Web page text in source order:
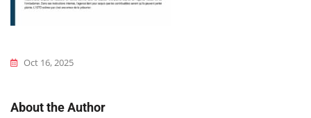
Oct 16, 2025
About the Author